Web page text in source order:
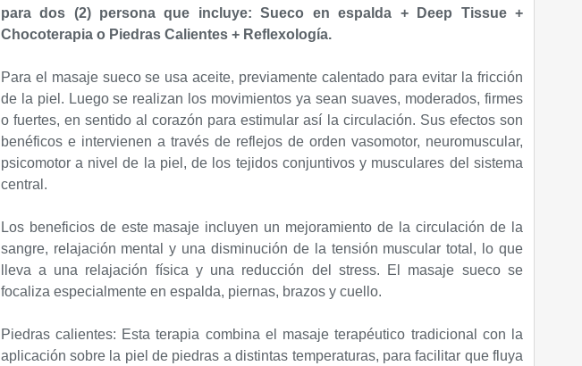
para dos (2) persona que incluye: Sueco en espalda + Deep Tissue +
Chocoterapia o Piedras Calientes + Reflexología.
Para el masaje sueco se usa aceite, previamente calentado para evitar la fricción
de la piel. Luego se realizan los movimientos ya sean suaves, moderados, firmes
o fuertes, en sentido al corazón para estimular así la circulación. Sus efectos son
benéficos e intervienen a través de reflejos de orden vasomotor, neuromuscular,
psicomotor a nivel de la piel, de los tejidos conjuntivos y musculares del sistema
central.
Los beneficios de este masaje incluyen un mejoramiento de la circulación de la
sangre, relajación mental y una disminución de la tensión muscular total, lo que
lleva a una relajación física y una reducción del stress. El masaje sueco se
focaliza especialmente en espalda, piernas, brazos y cuello.
Piedras calientes: Esta terapia combina el masaje terapéutico tradicional con la
aplicación sobre la piel de piedras a distintas temperaturas, para facilitar que fluya